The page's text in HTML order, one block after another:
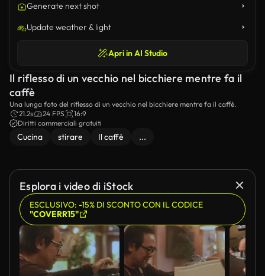
Generate next shot
Update weather & light
Apri in AI Studio
Il riflesso di un vecchio nel bicchiere mentre fa il
caffè
Una lunga foto del riflesso di un vecchio nel bicchiere mentre fa il caffè.
21.2s
24 FPS
16:9
Diritti commerciali gratuiti
Cucina stirare Il caffè ...
Esplora i video di iStock
ESCLUSIVO: -15% DI SCONTO CON IL CODICE
"COVERR15"